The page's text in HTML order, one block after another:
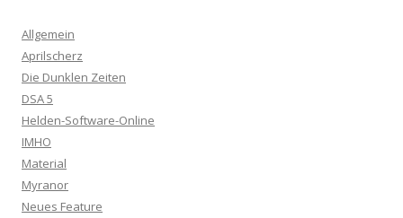
Allgemein
Aprilscherz
Die Dunklen Zeiten
DSA 5
Helden-Software-Online
IMHO
Material
Myranor
Neues Feature